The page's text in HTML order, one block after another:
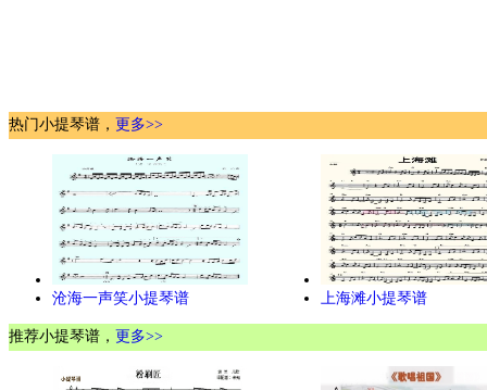
热门小提琴谱， 更多>>
沧海一声笑小提琴谱 上海滩小提琴谱
推荐小提琴谱， 更多>>